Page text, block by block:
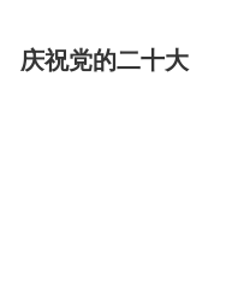
庆祝党的二十大